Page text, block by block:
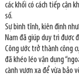
các khối có cách tiếp cận
số.
Sự bình tĩnh, kiên định
Nam đã giúp duy trì được
Công ước trở thành công
đã khéo léo vận dụng
cành vươn xa để vừa bảo